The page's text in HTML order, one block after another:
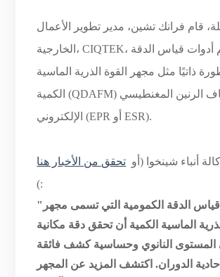
قام فرانك تشين، مدير تطوير الأعمال
الخارجية، CIQTEK، بعرض وتقديم أدوات قياس الدقة
ذاتيًا مثل مجهر القوة الذرية الماسية
الكمية (QDAFM) ومطياف الرنين المغنطيسي
الإلكتروني (EPR أو ESR).
أنباء شينخوا (أو تحقق من الأخبار هنا
):
"يمكن لأداة قياس الدقة الكمومية التي تسمى مجهر
الماسية الكمية أن تحقق دقة مكانية
المستوى النانوي وحساسية كشف فائقة
الدوران. اكتشف المزيد عن المجهر